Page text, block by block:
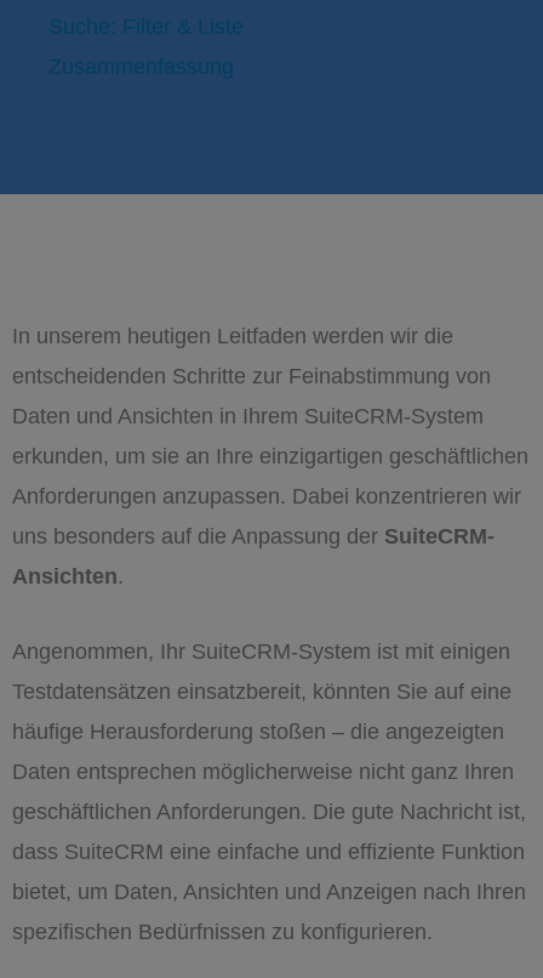
Suche: Filter & Liste
Zusammenfassung
In unserem heutigen Leitfaden werden wir die
entscheidenden Schritte zur Feinabstimmung von
Daten und Ansichten in Ihrem SuiteCRM-System
erkunden, um sie an Ihre einzigartigen geschäftlichen
Anforderungen anzupassen. Dabei konzentrieren wir
uns besonders auf die Anpassung der SuiteCRM-
Ansichten.
Angenommen, Ihr SuiteCRM-System ist mit einigen
Testdatensätzen einsatzbereit, könnten Sie auf eine
häufige Herausforderung stoßen – die angezeigten
Daten entsprechen möglicherweise nicht ganz Ihren
geschäftlichen Anforderungen. Die gute Nachricht ist,
dass SuiteCRM eine einfache und effiziente Funktion
bietet, um Daten, Ansichten und Anzeigen nach Ihren
spezifischen Bedürfnissen zu konfigurieren.